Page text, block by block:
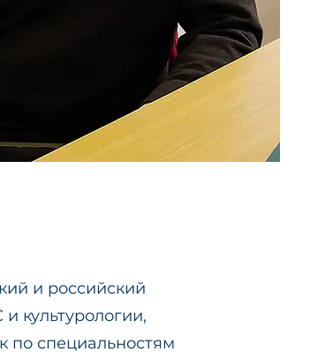
и российский
культурологии,
по специальностям